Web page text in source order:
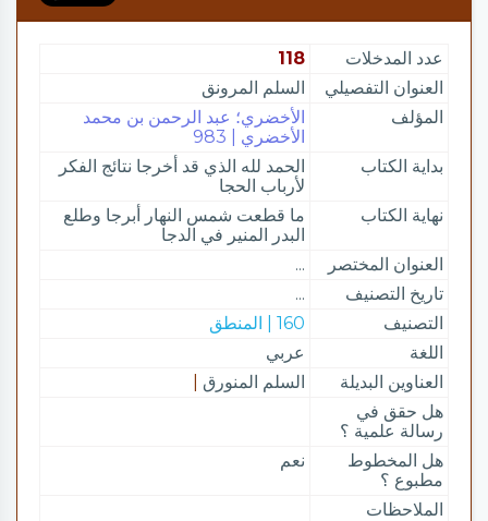
عدد المدخلات
118
العنوان التفصيلي
السلم المرونق
المؤلف
الأخضري؛ عبد الرحمن بن محمد
الأخضري | 983
بداية الكتاب
الحمد لله الذي قد أخرجا نتائج الفكر
لأرباب الحجا
نهاية الكتاب
ما قطعت شمس النهار أبرجا وطلع
البدر المنير في الدجا
العنوان المختصر
...
تاريخ التصنيف
...
التصنيف
160 | المنطق
اللغة
عربي
العناوين البديلة
السلم المنورق
هل حقق في
رسالة علمية ؟
هل المخطوط
مطبوع ؟
نعم
الملاحظات